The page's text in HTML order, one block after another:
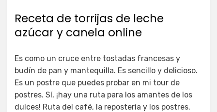
Receta de torrijas de leche
azúcar y canela online
Es como un cruce entre tostadas francesas y
budín de pan y mantequilla. Es sencillo y delicioso.
Es un postre que puedes probar en mi tour de
postres. Sí, ¡hay una ruta para los amantes de los
dulces! Ruta del café, la repostería y los postres.